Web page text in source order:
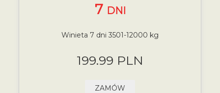
7 DNI
Winieta 7 dni 3501-12000 kg
199.99 PLN
ZAMÓW